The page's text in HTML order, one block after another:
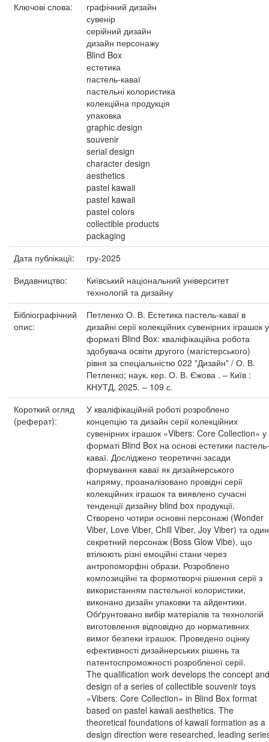
Ключові слова:
графічний дизайн
сувенір
серійний дизайн
дизайн персонажу
Blind Box
естетика
пастель-каваї
пастельні колористика
колекційна продукція
упаковка
graphic design
souvenir
serial design
character design
aesthetics
pastel kawaii
pastel kawaii
pastel colors
collectible products
packaging
Дата публікації:
гру-2025
Видавництво:
Київський національний університет
технологій та дизайну
Бібліографічний
опис:
Петленко О. В. Естетика пастель-каваї в
дизайні серії колекційних сувенірних іграшок у
форматі Blind Box: кваліфікаційна робота
здобувача освіти другого (магістерського)
рівня за спеціальністю 022 "Дизайн" / О. В.
Петленко; наук. кер. О. В. Єжова . – Київ :
КНУТД, 2025. – 109 с.
Короткий огляд
(реферат):
У кваліфікаційній роботі розроблено
концепцію та дизайн серії колекційних
сувенірних іграшок «Vibers: Core Collection» у
форматі Blind Box на основі естетики пастель-
каваї. Досліджено теоретичні засади
формування каваї як дизайнерського
напряму, проаналізовано провідні серії
колекційних іграшок та виявлено сучасні
тенденції дизайну blind box продукції.
Створено чотири основні персонажі (Wonder
Viber, Love Viber, Chill Viber, Joy Viber) та один
секретний персонаж (Boss Glow Vibe), що
втілюють різні емоційні стани через
антропоморфні образи. Розроблено
композиційні та формотворчі рішення серії з
використанням пастельної колористики,
виконано дизайн упаковки та айдентики.
Обґрунтовано вибір матеріалів та технологій
виготовлення відповідно до нормативних
вимог безпеки іграшок. Проведено оцінку
ефективності дизайнерських рішень та
патентоспроможності розробленої серії.
The qualification work develops the concept and
design of a series of collectible souvenir toys
«Vibers: Core Collection» in Blind Box format
based on pastel kawaii aesthetics. The
theoretical foundations of kawaii formation as a
design direction were researched, leading